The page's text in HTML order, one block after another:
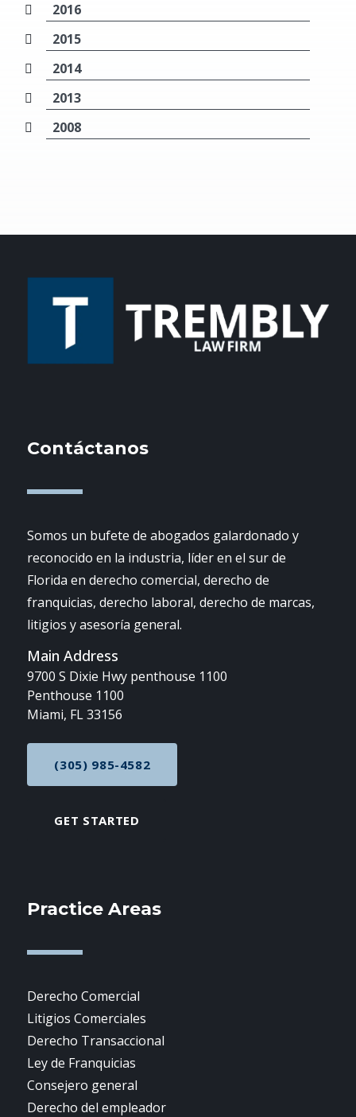
2016
2015
2014
2013
2008
Contáctanos
Somos un bufete de abogados galardonado y
reconocido en la industria, líder en el sur de
Florida en derecho comercial, derecho de
franquicias, derecho laboral, derecho de marcas,
litigios y asesoría general.
Main Address
9700 S Dixie Hwy penthouse 1100
Penthouse 1100
Miami, FL 33156
CALL NOW AT
(305) 985-4582
GET STARTED
Practice Areas
Derecho Comercial
Litigios Comerciales
Derecho Transaccional
Ley de Franquicias
Consejero general
Derecho del empleador